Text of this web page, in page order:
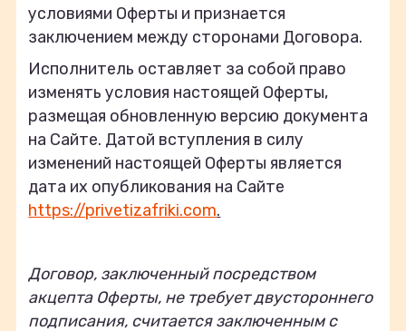
условиями Оферты и признается
заключением между сторонами Договора.
Исполнитель оставляет за собой право
изменять условия настоящей Оферты,
размещая обновленную версию документа
на Сайте. Датой вступления в силу
изменений настоящей Оферты является
дата их опубликования на Сайте
https://privetizafriki.com.
Договор, заключенный посредством
акцепта Оферты, не требует двустороннего
подписания, считается заключенным с